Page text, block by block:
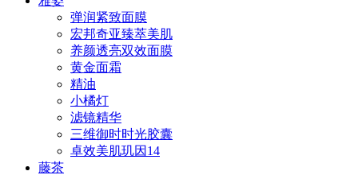
弹润紧致面膜
宏邦奇亚臻萃美肌
养颜透亮双效面膜
黄金面霜
精油
小橘灯
滤镜精华
三维御时时光胶囊
卓效美肌玑因14
藤茶